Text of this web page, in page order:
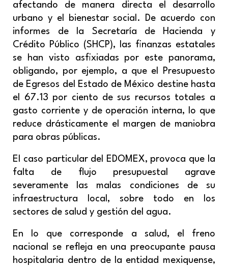
afectando de manera directa el desarrollo
urbano y el bienestar social. De acuerdo con
informes de la Secretaría de Hacienda y
Crédito Público (SHCP), las finanzas estatales
se han visto asfixiadas por este panorama,
obligando, por ejemplo, a que el Presupuesto
de Egresos del Estado de México destine hasta
el 67.13 por ciento de sus recursos totales a
gasto corriente y de operación interna, lo que
reduce drásticamente el margen de maniobra
para obras públicas.
El caso particular del EDOMEX, provoca que la
falta de flujo presupuestal agrave
severamente las malas condiciones de su
infraestructura local, sobre todo en los
sectores de salud y gestión del agua.
En lo que corresponde a salud, el freno
nacional se refleja en una preocupante pausa
hospitalaria dentro de la entidad mexiquense,